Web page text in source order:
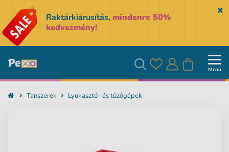
Raktárkiárusítás, mindenre 50%
kedvezmény!
Keresés
Kedvencek
Bejelentkezés
Kosár Menü
Tanszerek Lyukasztó- és tűzőgépek